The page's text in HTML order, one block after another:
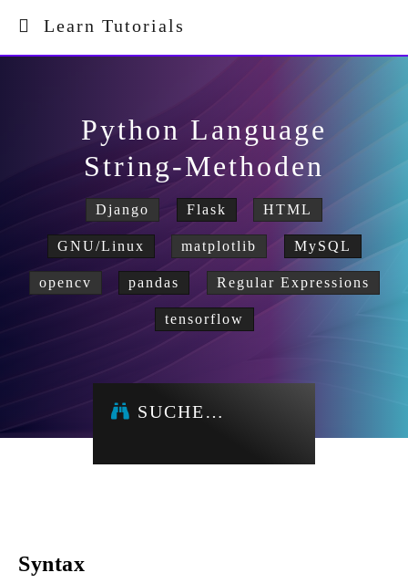
Learn Tutorials
Python Language
String-Methoden
Django Flask HTML
GNU/Linux matplotlib MySQL
opencv pandas Regular Expressions
tensorflow
SUCHE…
Syntax